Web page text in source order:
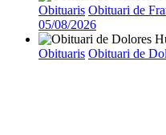
Obituaris Obituari de
05/08/2026
Obituaris Obituari de